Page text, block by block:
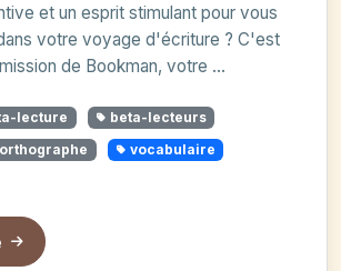
et un esprit stimulant pour vous
votre voyage d'écriture ? C'est
de Bookman, votre ...
lecture
beta-lecteurs
orthographe
vocabulaire